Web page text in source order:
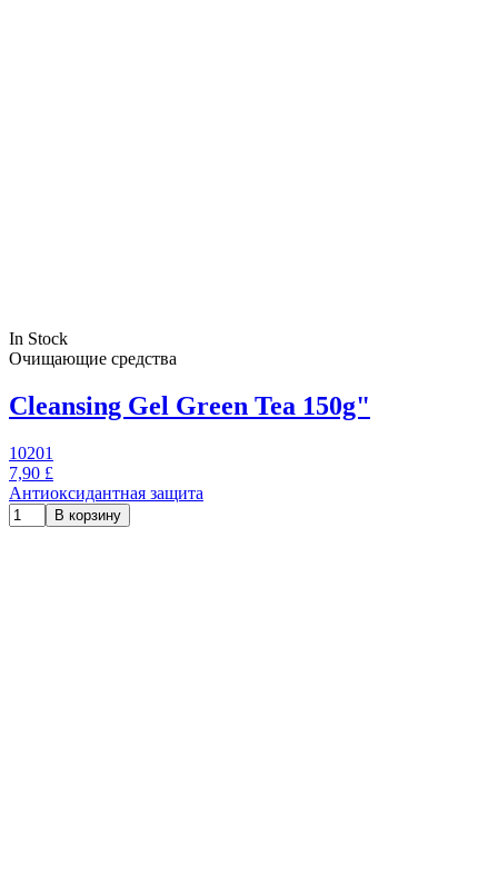
In Stock
Очищающие средства
Cleansing Gel Green Tea 150g"
10201
7,90 £
Антиоксидантная защита
В корзину